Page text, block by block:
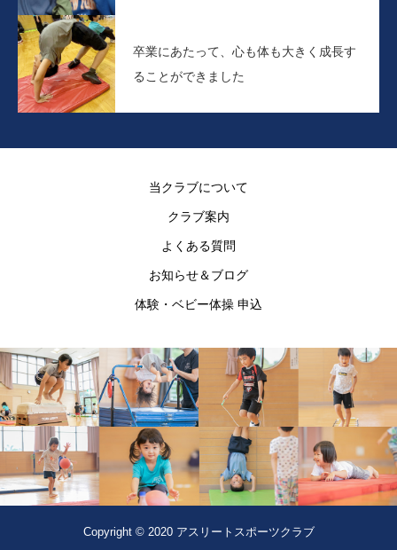
卒業にあたって、心も体も大きく成長す
ることができました
当クラブについて
クラブ案内
よくある質問
お知らせ＆ブログ
体験・ベビー体操 申込
Copyright © 2020 アスリートスポーツクラブ